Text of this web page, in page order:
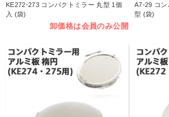
KE272-273 コンパクトミラー 丸型 1個
入 (袋)
卸価格は会員のみ公開
A7-29 コン
型 (袋)